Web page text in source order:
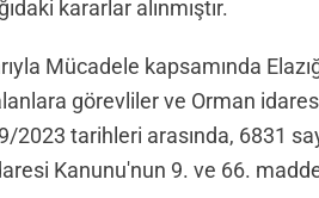
kararlar alınmıştır.
Mücadele kapsamında
görevliler ve Orman
tarihleri arasında, 6831
Kanunu'nun 9. ve 66.